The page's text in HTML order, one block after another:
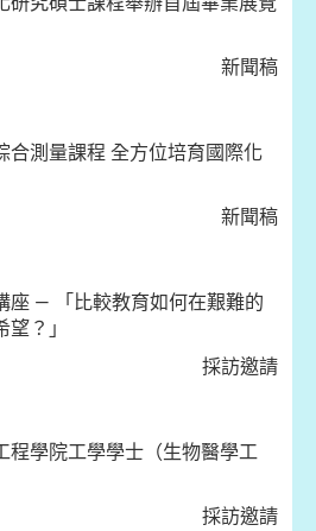
新聞稿
合測量課程 全方位培育國際化
新聞稿
座 — 「比較教育如何在艱難的
？」
採訪邀請
程學院工學學士（生物醫學工
採訪邀請